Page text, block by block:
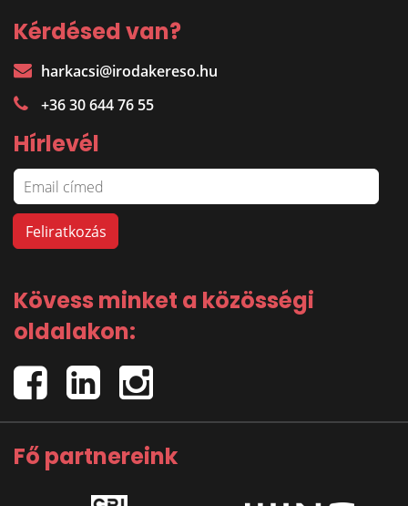
Kérdésed van?
harkacsi@irodakereso.hu
+36 30 644 76 55
Hírlevél
Kövess minket a közösségi
oldalakon:
Fő partnereink